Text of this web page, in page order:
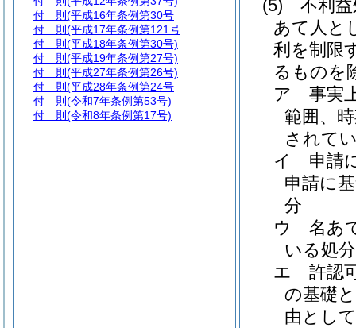
(5)
不利
あて人と
利を制限
るものを
ア
事実
範囲、
されて
イ
申請
申請に
分
ウ
名あ
いる処分
エ
許認
の基礎
由とし
付 則 (平成16年条例第30号
付 則 (平成17年条例第121号
付 則 (平成18年条例第30号)
付 則 (平成19年条例第27号)
付 則 (平成27年条例第26号)
付 則 (平成28年条例第24号
付 則 (令和7年条例第53号)
付 則 (令和8年条例第17号)